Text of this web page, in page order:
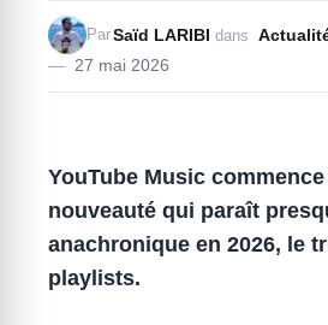
27 mai 2026
ParSaïd LARIBI dans
YouTube Music
nouveauté qui paraît
anachronique en 2026, le
playlists.